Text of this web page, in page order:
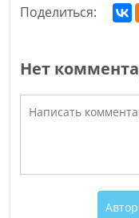
Поделиться:
Нет